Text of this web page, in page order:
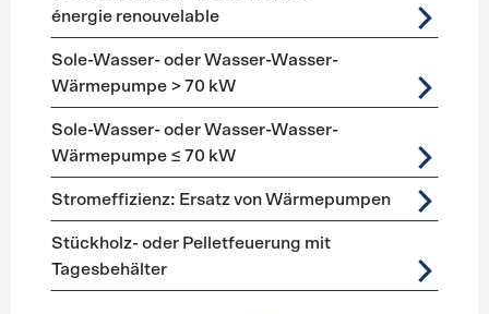
énergie renouvelable
Sole-Wasser- oder Wasser-Wasser-
Wärmepumpe > 70 kW
Sole-Wasser- oder Wasser-Wasser-
Wärmepumpe ≤ 70 kW
Stromeffizienz: Ersatz von Wärmepumpen
Stückholz- oder Pelletfeuerung mit
Tagesbehälter